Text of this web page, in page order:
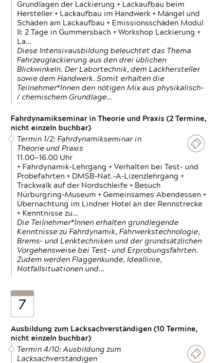
Grundlagen der Lackierung + Lackaufbau beim
Hersteller + Lackaufbau im Handwerk + Mängel und
Schäden am Lackaufbau + Emissionsschäden Modul
II: 2 Tage in Gummersbach + Workshop Lackierung +
La…
Diese Intensivausbildung beleuchtet das Thema
Fahrzeuglackierung aus den drei üblichen
Blickwinkeln. Der Labortechnik, dem Lackhersteller
sowie dem Handwerk. Somit erhalten die
Teilnehmer*Innen den nötigen Mix aus physikalisch-
/ chemischem Grundlage…
Fahrdynamikseminar in Theorie und Praxis (2 Termine,
nicht einzeln buchbar)
Termin 1/2: Fahrdynamikseminar in
Theorie und Praxis
11.00—16.00 Uhr
+ Fahrdynamik-Lehrgang + Verhalten bei Test- und
Probefahrten + DMSB-Nat.-A-Lizenzlehrgang +
Trackwalk auf der Nordschleife + Besuch
Nürburgring-Museum + Gemeinsames Abendessen +
Übernachtung im Lindner Hotel an der Rennstrecke
+ Kenntnisse zu…
Die Teilnehmer*Innen erhalten grundlegende
Kenntnisse zu Fahrdynamik, Fahrwerkstechnologie,
Brems- und Lenktechniken und der grundsätzlichen
Vorgehensweise bei Test- und Erprobungsfahrten.
Zudem werden Flaggenkunde, Ideallinie,
Notfallsituationen und…
7
Ausbildung zum Lacksachverständigen (10 Termine,
nicht einzeln buchbar)
Termin 4/10: Ausbildung zum
Lacksachverständigen